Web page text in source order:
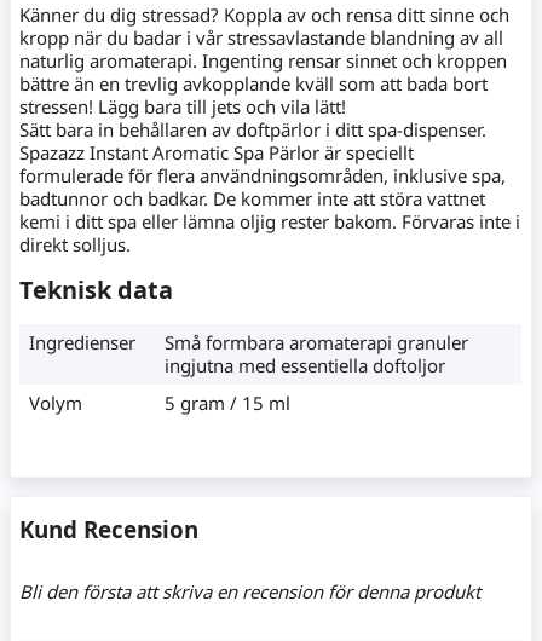
Känner du dig stressad? Koppla av och rensa ditt sinne och
kropp när du badar i vår stressavlastande blandning av all
naturlig aromaterapi. Ingenting rensar sinnet och kroppen
bättre än en trevlig avkopplande kväll som att bada bort
stressen! Lägg bara till jets och vila lätt!
Sätt bara in behållaren av doftpärlor i ditt spa-dispenser.
Spazazz Instant Aromatic Spa Pärlor är speciellt
formulerade för flera användningsområden, inklusive spa,
badtunnor och badkar. De kommer inte att störa vattnet
kemi i ditt spa eller lämna oljig rester bakom. Förvaras inte i
direkt solljus.
Teknisk data
Ingredienser
Små formbara aromaterapi granuler
ingjutna med essentiella doftoljor
Volym
5 gram / 15 ml
Kund Recension
Bli den första att skriva en recension för denna produkt